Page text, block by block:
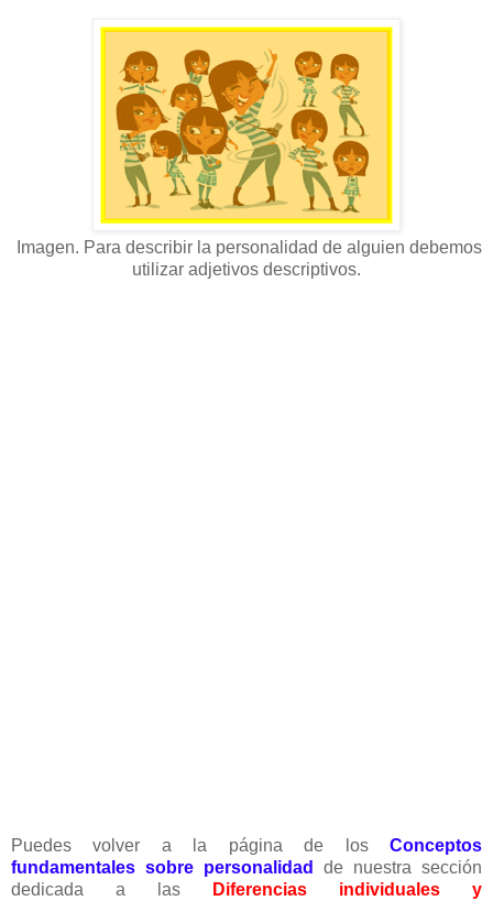
Imagen. Para describir la personalidad de alguien debemos
utilizar adjetivos descriptivos.
Puedes volver a la página de los Conceptos
fundamentales sobre personalidad
de nuestra sección
dedicada a las
Diferencias individuales y